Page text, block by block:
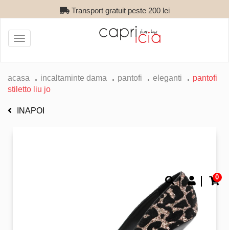
Transport gratuit peste 200 lei
0
Toggle
navigation
acasa incaltaminte dama pantofi eleganti
pantofi
stiletto liu jo
INAPOI